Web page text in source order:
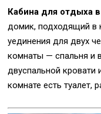
Кабина для отдыха
домик, подходящий в
уединения для двух
комнаты — спальня и
двуспальной кровати
комнате есть туалет,